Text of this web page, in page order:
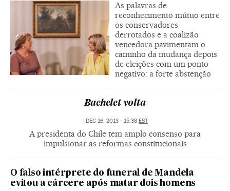
As palavras de
reconhecimento mútuo entre
os conservadores
derrotados e a coalizão
vencedora pavimentam o
caminho da mudança depois
de eleições com um ponto
negativo: a forte abstenção
Bachelet volta
| DEC 16, 2013 - 15:38 EST
A presidenta do Chile tem amplo consenso para
impulsionar as reformas constitucionais
O falso intérprete do funeral de Mandela
evitou a cárcere após matar dois homens